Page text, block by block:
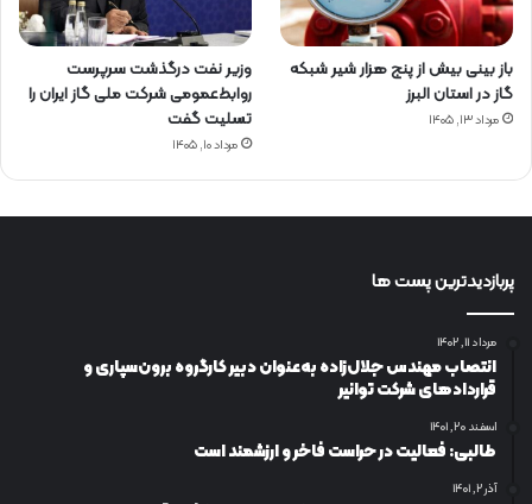
باز بینی بیش از پنج هزار شیر شبکه
گاز در استان البرز
مرداد ۱۳, ۱۴۰۵
وزیر نفت درگذشت سرپرست
روابط‌عمومی شرکت ملی گاز ایران را
تسلیت گفت
مرداد ۱۰, ۱۴۰۵
پربازدیدترین پست ها
مرداد ۱۱, ۱۴۰۲
انتصاب مهندس جلال‌زاده به‌عنوان دبیر كارگروه برون‌سپاری و
قراردادهای شركت توانیر
اسفند ۲۰, ۱۴۰۱
طالبی: فعالیت در حراست فاخر و ارزشمند است
آذر ۲, ۱۴۰۱